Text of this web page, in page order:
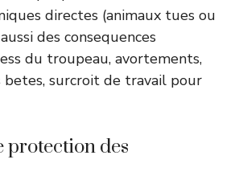
directes (animaux tues ou
des consequences
du troupeau, avortements,
betes, surcroit de travail pour
protection des